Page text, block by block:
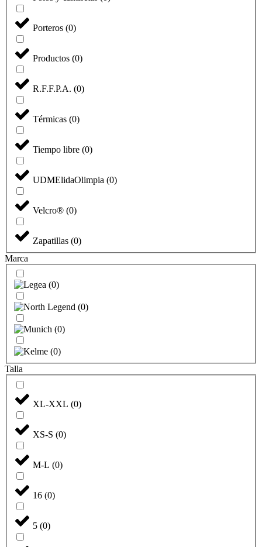
Porteros (0)
Productos (0)
R.F.F.P.A. (0)
Térmicas (0)
Tiempo libre (0)
UDMElidaOlimpia (0)
Velcro® (0)
Zapatillas (0)
Marca
(0)
(0)
(0)
(0)
Talla
XL-XXL (0)
XS-S (0)
M-L (0)
16 (0)
5 (0)